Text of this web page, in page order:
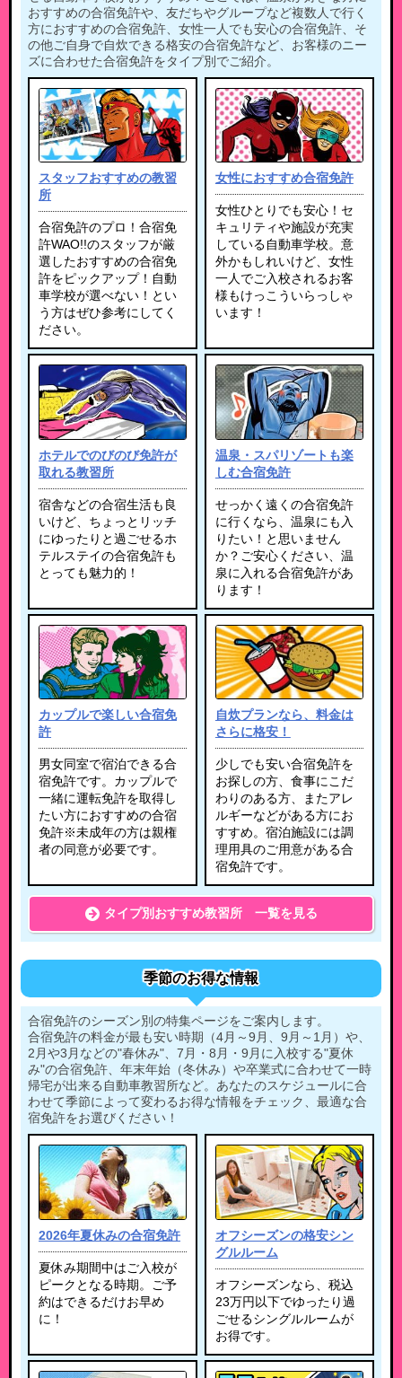
おすすめの合宿免許や、友だちやグループなど複数人で行く
方におすすめの合宿免許、女性一人でも安心の合宿免許、そ
の他ご自身で自炊できる格安の合宿免許など、お客様のニー
ズに合わせた合宿免許をタイプ別でご紹介。
スタッフおすすめの教習
所
合宿免許のプロ！合宿免
許WAO!!のスタッフが厳
選したおすすめの合宿免
許をピックアップ！自動
車学校が選べない！とい
う方はぜひ参考にしてく
ださい。
女性におすすめ合宿免許
女性ひとりでも安心！セ
キュリティや施設が充実
している自動車学校。意
外かもしれいけど、女性
一人でご入校されるお客
様もけっこういらっしゃ
います！
ホテルでのびのび免許が
取れる教習所
宿舎などの合宿生活も良
いけど、ちょっとリッチ
にゆったりと過ごせるホ
テルステイの合宿免許も
とっても魅力的！
温泉・スパリゾートも楽
しむ合宿免許
せっかく遠くの合宿免許
に行くなら、温泉にも入
りたい！と思いません
か？ご安心ください、温
泉に入れる合宿免許があ
ります！
カップルで楽しい合宿免
許
男女同室で宿泊できる合
宿免許です。カップルで
一緒に運転免許を取得し
たい方におすすめの合宿
免許※未成年の方は親権
者の同意が必要です。
自炊プランなら、料金は
さらに格安！
少しでも安い合宿免許を
お探しの方、食事にこだ
わりのある方、またアレ
ルギーなどがある方にお
すすめ。宿泊施設には調
理用具のご用意がある合
宿免許です。
タイプ別おすすめ教習所 一覧を見る
季節のお得な情報
合宿免許のシーズン別の特集ページをご案内します。
合宿免許の料金が最も安い時期（4月～9月、9月～1月）や、
2月や3月などの"春休み"、7月・8月・9月に入校する"夏休
み"の合宿免許、年末年始（冬休み）や卒業式に合わせて一時
帰宅が出来る自動車教習所など。あなたのスケジュールに合
わせて季節によって変わるお得な情報をチェック、最適な合
宿免許をお選びください！
2026年夏休みの合宿免許
夏休み期間中はご入校が
ピークとなる時期。ご予
約はできるだけお早め
に！
オフシーズンの格安シン
グルルーム
オフシーズンなら、税込
23万円以下でゆったり過
ごせるシングルルームが
お得です。